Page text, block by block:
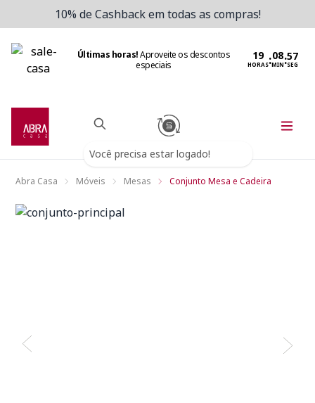
10% de Cashback em todas as compras!
Últimas horas!Aproveite os descontos
especiais
HORAS:MIN:SEG
Você precisa estar logado!
Abra Casa Móveis Mesas Conjunto Mesa e Cadeira